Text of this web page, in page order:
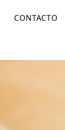
CONTACTO